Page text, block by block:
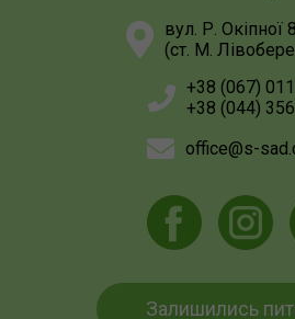
вул. Р. Окіпної
(ст. М.
+38 (067)
+38 (044)
office@s-
Залишились